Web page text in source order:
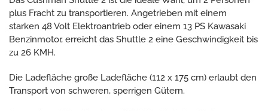
plus Fracht zu transportieren. Angetrieben mit einem
starken 48 Volt Elektroantrieb oder einem 13 PS Kawasaki
Benzinmotor, erreicht das Shuttle 2 eine Geschwindigkeit bis
zu 26 KMH.
Die Ladefläche große Ladefläche (112 x 175 cm) erlaubt den
Transport von schweren, sperrigen Gütern.